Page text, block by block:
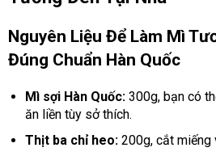
Nguyên Liệu Để Làm Mì
Đúng Chuẩn Hàn Quốc
Mì sợi Hàn Quốc:300g, bạn có
ăn liền tùy sở thích.
Thịt ba chỉ heo:200g, cắt miếng